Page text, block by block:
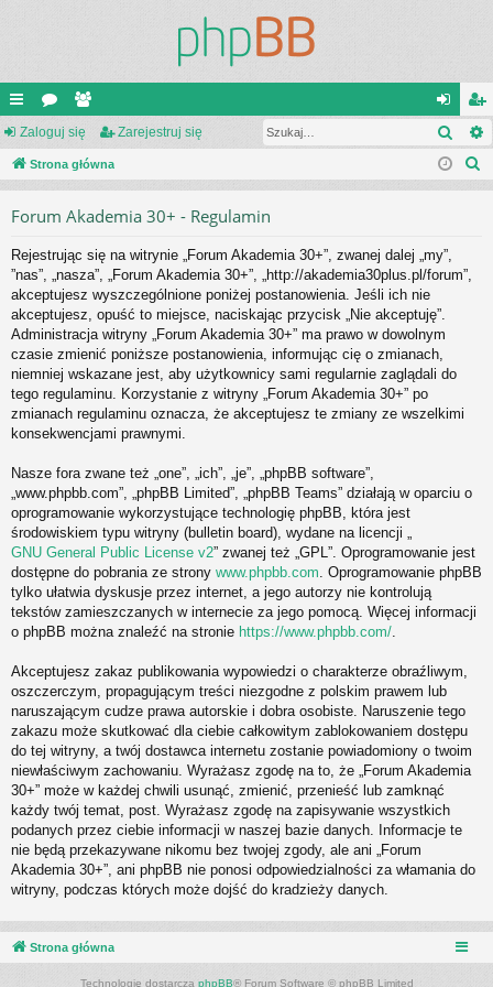
ię
ce
or
a
ży
tk
ni
cy
al
og
ę
ar
ej
Zaloguj się Zarejestruj się
Strona główna
Forum Akademia 30+ - Regulamin
Rejestrując się na witrynie „Forum Akademia 30+”, zwanej dalej „my”,
”nas”, „nasza”, „Forum Akademia 30+”, „http://akademia30plus.pl/forum”,
akceptujesz wyszczególnione poniżej postanowienia. Jeśli ich nie
akceptujesz, opuść to miejsce, naciskając przycisk „Nie akceptuję”.
Administracja witryny „Forum Akademia 30+” ma prawo w dowolnym
czasie zmienić poniższe postanowienia, informując cię o zmianach,
niemniej wskazane jest, aby użytkownicy sami regularnie zaglądali do
tego regulaminu. Korzystanie z witryny „Forum Akademia 30+” po
zmianach regulaminu oznacza, że akceptujesz te zmiany ze wszelkimi
konsekwencjami prawnymi.
Nasze fora zwane też „one”, „ich”, „je”, „phpBB software”,
„www.phpbb.com”, „phpBB Limited”, „phpBB Teams” działają w oparciu o
oprogramowanie wykorzystujące technologię phpBB, która jest
środowiskiem typu witryny (bulletin board), wydane na licencji „
GNU General Public License v2” zwanej też „GPL”. Oprogramowanie jest
dostępne do pobrania ze strony www.phpbb.com . Oprogramowanie phpBB
tylko ułatwia dyskusje przez internet, a jego autorzy nie kontrolują
tekstów zamieszczanych w internecie za jego pomocą. Więcej informacji
o phpBB można znaleźć na stronie https://www.phpbb.com/
Akceptujesz zakaz publikowania wypowiedzi o charakterze obraźliwym,
oszczerczym, propagującym treści niezgodne z polskim prawem lub
naruszającym cudze prawa autorskie i dobra osobiste. Naruszenie tego
zakazu może skutkować dla ciebie całkowitym zablokowaniem dostępu
do tej witryny, a twój dostawca internetu zostanie powiadomiony o twoim
niewłaściwym zachowaniu. Wyrażasz zgodę na to, że „Forum Akademia
30+” może w każdej chwili usunąć, zmienić, przenieść lub zamknąć
każdy twój temat, post. Wyrażasz zgodę na zapisywanie wszystkich
podanych przez ciebie informacji w naszej bazie danych. Informacje te
nie będą przekazywane nikomu bez twojej zgody, ale ani „Forum
Akademia 30+”, ani phpBB nie ponosi odpowiedzialności za włamania do
witryny, podczas których może dojść do kradzieży danych.
Strona główna
Technologię dostarcza phpBB® Forum Software © phpBB Limited